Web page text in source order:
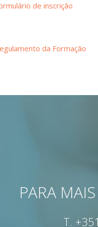
de inscrição
da Formação
PARA
T.